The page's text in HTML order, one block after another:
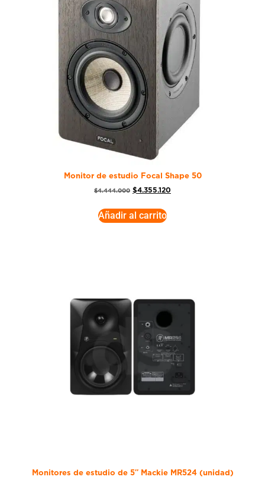
Monitor de estudio Focal Shape 50
$4.444.000 $4.355.120
Añadir al carrito
Monitores de estudio de 5″ Mackie MR524 (unidad)